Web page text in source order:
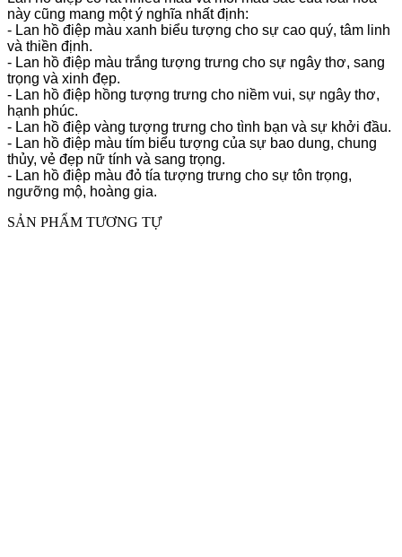
này cũng mang một ý nghĩa nhất định:
- Lan hồ điệp màu xanh biểu tượng cho sự cao quý, tâm linh
và thiền định.
- Lan hồ điệp màu trắng tượng trưng cho sự ngây thơ, sang
trọng và xinh đẹp.
- Lan hồ điệp hồng tượng trưng cho niềm vui, sự ngây thơ,
hạnh phúc.
- Lan hồ điệp vàng tượng trưng cho tình bạn và sự khởi đầu.
- Lan hồ điệp màu tím biểu tượng của sự bao dung, chung
thủy, vẻ đẹp nữ tính và sang trọng.
- Lan hồ điệp màu đỏ tía tượng trưng cho sự tôn trọng,
ngưỡng mộ, hoàng gia.
SẢN PHẨM TƯƠNG TỰ